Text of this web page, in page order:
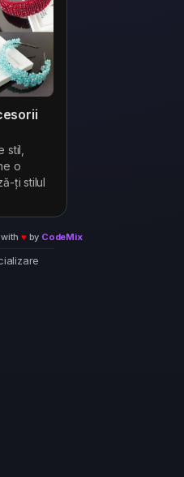
stil,
o
ți stilul
♥ by CodeMix